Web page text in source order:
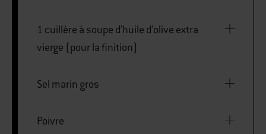
1 cuillère à soupe d'huile d'olive extra
vierge (pour la finition)
Sel marin gros
Poivre